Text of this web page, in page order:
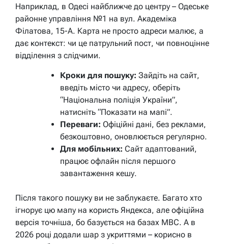
Наприклад, в Одесі найближче до центру – Одеське
районне управління №1 на вул. Академіка
Філатова, 15-А. Карта не просто адреси малює, а
дає контекст: чи це патрульний пост, чи повноцінне
відділення з слідчими.
Кроки для пошуку: Зайдіть на сайт,
введіть місто чи адресу, оберіть
“Національна поліція України”,
натисніть “Показати на мапі”.
Переваги: Офіційні дані, без реклами,
безкоштовно, оновлюється регулярно.
Для мобільних: Сайт адаптований,
працює офлайн після першого
завантаження кешу.
Після такого пошуку ви не заблукаєте. Багато хто
ігнорує цю мапу на користь Яндекса, але офіційна
версія точніша, бо базується на базах МВС. А в
2026 році додали шар з укриттями – корисно в